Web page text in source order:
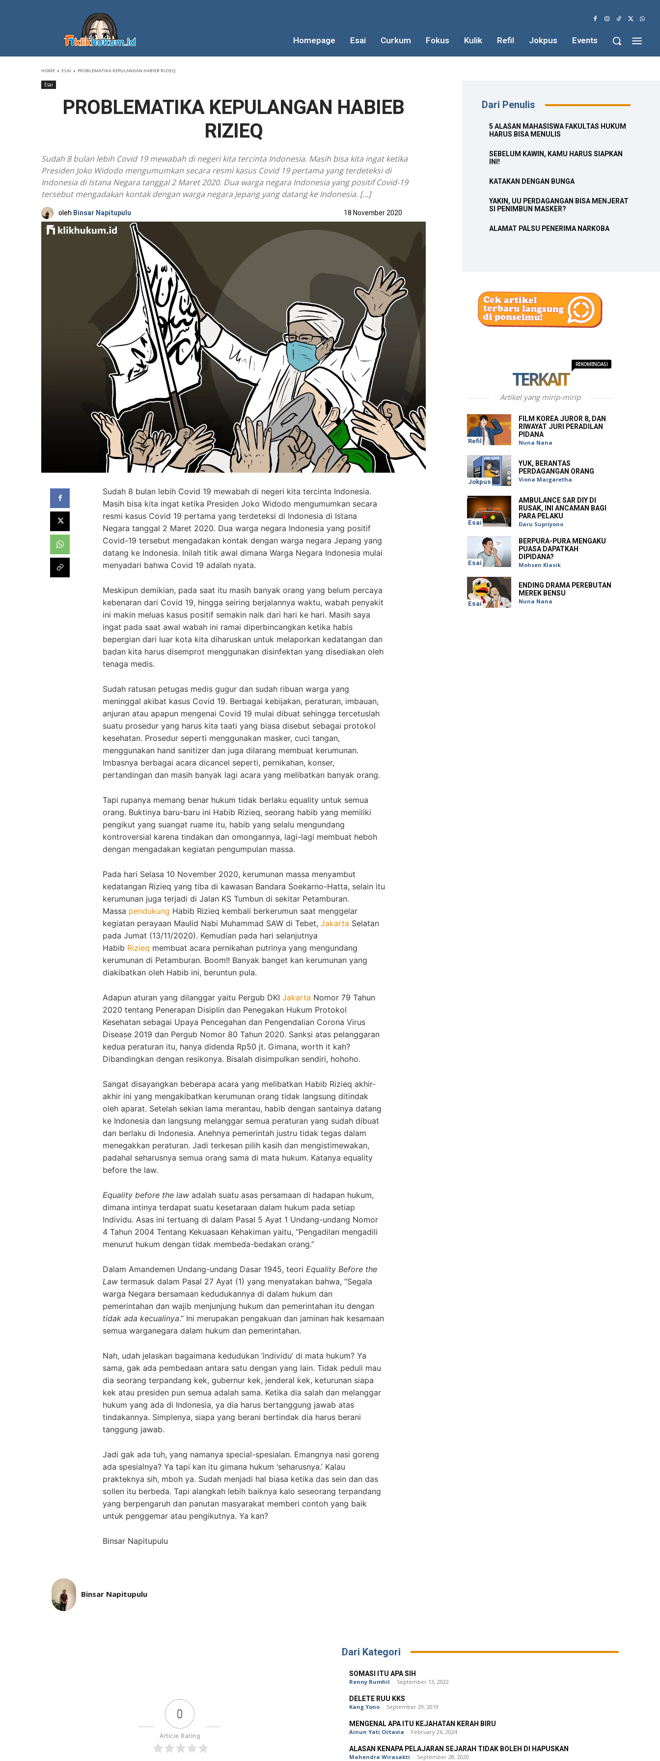
Homepage Esai Curkum Fokus Kulik Refil Jokpus Events
HOME ESAI PROBLEMATIKA KEPULANGAN HABIEB RIZIEQ
Esai
PROBLEMATIKA KEPULANGAN HABIEB
RIZIEQ
Sudah 8 bulan lebih Covid 19 mewabah di negeri kita tercinta Indonesia. Masih bisa kita ingat ketika
Presiden Joko Widodo mengumumkan secara resmi kasus Covid 19 pertama yang terdeteksi di
Indonesia di Istana Negara tanggal 2 Maret 2020. Dua warga negara Indonesia yang positif Covid-19
tersebut mengadakan kontak dengan warga negara Jepang yang datang ke Indonesia. […]
olehBinsar Napitupulu 18 November 2020
Sudah 8 bulan lebih Covid 19 mewabah di negeri kita tercinta Indonesia.
Masih bisa kita ingat ketika Presiden Joko Widodo mengumumkan secara
resmi kasus Covid 19 pertama yang terdeteksi di Indonesia di Istana
Negara tanggal 2 Maret 2020. Dua warga negara Indonesia yang positif
Covid-19 tersebut mengadakan kontak dengan warga negara Jepang yang
datang ke Indonesia. Inilah titik awal dimana Warga Negara Indonesia mulai
menyadari bahwa Covid 19 adalah nyata.
Meskipun demikian, pada saat itu masih banyak orang yang belum percaya
kebenaran dari Covid 19, hingga seiring berjalannya waktu, wabah penyakit
ini makin meluas kasus positif semakin naik dari hari ke hari. Masih saya
ingat pada saat awal wabah ini ramai diperbincangkan ketika habis
bepergian dari luar kota kita diharuskan untuk melaporkan kedatangan dan
badan kita harus disemprot menggunakan disinfektan yang disediakan oleh
tenaga medis.
Sudah ratusan petugas medis gugur dan sudah ribuan warga yang
meninggal akibat kasus Covid 19. Berbagai kebijakan, peraturan, imbauan,
anjuran atau apapun mengenai Covid 19 mulai dibuat sehingga tercetuslah
suatu prosedur yang harus kita taati yang biasa disebut sebagai protokol
kesehatan. Prosedur seperti menggunakan masker, cuci tangan,
menggunakan hand sanitizer dan juga dilarang membuat kerumunan.
Imbasnya berbagai acara dicancel seperti, pernikahan, konser,
pertandingan dan masih banyak lagi acara yang melibatkan banyak orang.
Tapi rupanya memang benar hukum tidak berlaku equality untuk semua
orang. Buktinya baru-baru ini Habib Rizieq, seorang habib yang memiliki
pengikut yang suangat ruame itu, habib yang selalu mengundang
kontroversial karena tindakan dan omongannya, lagi-lagi membuat heboh
dengan mengadakan kegiatan pengumpulan massa.
Pada hari Selasa 10 November 2020, kerumunan massa menyambut
kedatangan Rizieq yang tiba di kawasan Bandara Soekarno-Hatta, selain itu
kerumunan juga terjadi di Jalan KS Tumbun di sekitar Petamburan.
Massa pendukung Habib Rizieq kembali berkerumun saat menggelar
kegiatan perayaan Maulid Nabi Muhammad SAW di Tebet, Jakarta Selatan
pada Jumat (13/11/2020). Kemudian pada hari selanjutnya
Habib Rizieq membuat acara pernikahan putrinya yang mengundang
kerumunan di Petamburan. Boom!! Banyak banget kan kerumunan yang
diakibatkan oleh Habib ini, beruntun pula.
Adapun aturan yang dilanggar yaitu Pergub DKI Jakarta Nomor 79 Tahun
2020 tentang Penerapan Disiplin dan Penegakan Hukum Protokol
Kesehatan sebagai Upaya Pencegahan dan Pengendalian Corona Virus
Disease 2019 dan Pergub Nomor 80 Tahun 2020. Sanksi atas pelanggaran
kedua peraturan itu, hanya didenda Rp50 jt. Gimana, worth it kah?
Dibandingkan dengan resikonya. Bisalah disimpulkan sendiri, hohoho.
Sangat disayangkan beberapa acara yang melibatkan Habib Rizieq akhir-
akhir ini yang mengakibatkan kerumunan orang tidak langsung ditindak
oleh aparat. Setelah sekian lama merantau, habib dengan santainya datang
ke Indonesia dan langsung melanggar semua peraturan yang sudah dibuat
dan berlaku di Indonesia. Anehnya pemerintah justru tidak tegas dalam
menegakkan peraturan. Jadi terkesan pilih kasih dan mengistimewakan,
padahal seharusnya semua orang sama di mata hukum. Katanya equality
before the law.
Equality before the lawadalah suatu asas persamaan di hadapan hukum,
dimana intinya terdapat suatu kesetaraan dalam hukum pada setiap
Individu. Asas ini tertuang di dalam Pasal 5 Ayat 1 Undang-undang Nomor
4 Tahun 2004 Tentang Kekuasaan Kehakiman yaitu, “Pengadilan mengadili
menurut hukum dengan tidak membeda-bedakan orang.”
Dalam Amandemen Undang-undang Dasar 1945, teori Equality Before the
Lawtermasuk dalam Pasal 27 Ayat (1) yang menyatakan bahwa, “Segala
warga Negara bersamaan kedudukannya di dalam hukum dan
pemerintahan dan wajib menjunjung hukum dan pemerintahan itu dengan
tidak ada kecualinya.” Ini merupakan pengakuan dan jaminan hak kesamaan
semua warganegara dalam hukum dan pemerintahan.
Nah, udah jelaskan bagaimana kedudukan ‘individu’ di mata hukum? Ya
sama, gak ada pembedaan antara satu dengan yang lain. Tidak peduli mau
dia seorang terpandang kek, gubernur kek, jenderal kek, keturunan siapa
kek atau presiden pun semua adalah sama. Ketika dia salah dan melanggar
hukum yang ada di Indonesia, ya dia harus bertanggung jawab atas
tindakannya. Simplenya, siapa yang berani bertindak dia harus berani
tanggung jawab.
Jadi gak ada tuh, yang namanya special-spesialan. Emangnya nasi goreng
ada spesialnya? Ya tapi kan itu gimana hukum ‘seharusnya.’ Kalau
prakteknya sih, mboh ya. Sudah menjadi hal biasa ketika das sein dan das
sollen itu berbeda. Tapi alangkah lebih baiknya kalo seseorang terpandang
yang berpengaruh dan panutan masyarakat memberi contoh yang baik
untuk penggemar atau pengikutnya. Ya kan?
Binsar Napitupulu
Dari Penulis
5 ALASAN MAHASISWA FAKULTAS HUKUM
HARUS BISA MENULIS
SEBELUM KAWIN, KAMU HARUS SIAPKAN
INI!
KATAKAN DENGAN BUNGA
YAKIN, UU PERDAGANGAN BISA MENJERAT
SI PENIMBUN MASKER?
ALAMAT PALSU PENERIMA NARKOBA
TERKAIT
REKOMENDASI
Artikel yang mirip-mirip
Refil
FILM KOREA JUROR 8, DAN
RIWAYAT JURI PERADILAN
PIDANA
Nuna Nana
Jokpus
YUK, BERANTAS
PERDAGANGAN ORANG
Viona Margaretha
Esai
AMBULANCE SAR DIY DI
RUSAK, INI ANCAMAN BAGI
PARA PELAKU
Daru Supriyono
Esai
BERPURA-PURA MENGAKU
PUASA DAPATKAH
DIPIDANA?
Mohsen Klasik
Esai
ENDING DRAMA PEREBUTAN
MEREK BENSU
Nuna Nana
Binsar Napitupulu
0
Article Rating
Dari Kategori
SOMASI ITU APA SIH
Renny Rumhil - September 13, 2022
DELETE RUU KKS
Kang Yono - September 29, 2019
MENGENAL APA ITU KEJAHATAN KERAH BIRU
Ainun Yati Octavia - February 26, 2024
ALASAN KENAPA PELAJARAN SEJARAH TIDAK BOLEH DI HAPUSKAN
Mahendra Wirasakti - September 28, 2020